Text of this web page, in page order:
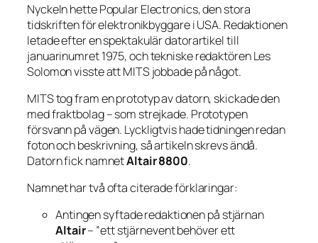
Nyckeln hette Popular Electronics, den stora
tidskriften för elektronikbyggare i USA. Redaktionen
letade efter en spektakulär datorartikel till
januarinumret 1975, och tekniske redaktören Les
Solomon visste att MITS jobbade på något.
MITS tog fram en prototyp av datorn, skickade den
med fraktbolag – som strejkade. Prototypen
försvann på vägen. Lyckligtvis hade tidningen redan
foton och beskrivning, så artikeln skrevs ändå.
Datorn fick namnetAltair 8800.
Namnet har två ofta citerade förklaringar:
Antingen syftade redaktionen på stjärnan
Altair– ”ett stjärnevent behöver ett